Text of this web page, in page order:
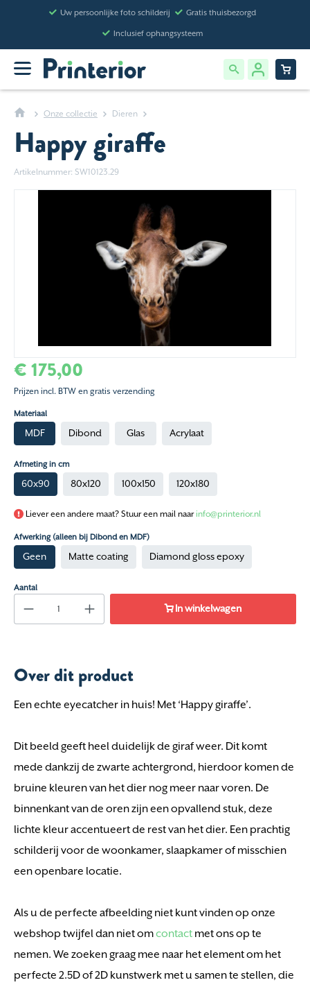
Uw persoonlijke foto schilderij Gratis thuisbezorgd
Inclusief ophangsysteem
Onze collectie Dieren
Happy giraffe
Artikelnummer: SW10123.29
€ 175,00
Prijzen incl. BTW en gratis verzending
Materiaal
MDF Dibond Glas Acrylaat
Afmeting in cm
60x90 80x120 100x150 120x180
Liever een andere maat? Stuur een mail naar info@printerior.nl
Afwerking (alleen bij Dibond en MDF)
Geen Matte coating Diamond gloss epoxy
Aantal
In winkelwagen
Over dit product
Een echte eyecatcher in huis! Met ‘Happy giraffe’.
Dit beeld geeft heel duidelijk de giraf weer. Dit komt
mede dankzij de zwarte achtergrond, hierdoor komen de
bruine kleuren van het dier nog meer naar voren. De
binnenkant van de oren zijn een opvallend stuk, deze
lichte kleur accentueert de rest van het dier. Een prachtig
schilderij voor de woonkamer, slaapkamer of misschien
een openbare locatie.
Als u de perfecte afbeelding niet kunt vinden op onze
webshop twijfel dan niet omcontact met ons op te
nemen. We zoeken graag mee naar het element om het
perfecte 2.5D of 2D kunstwerk met u samen te stellen, die